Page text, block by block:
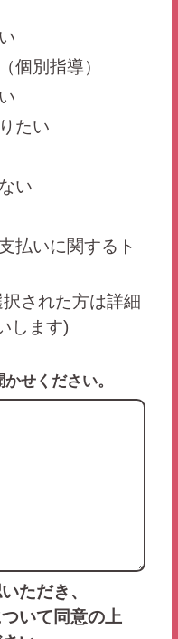
個別指導）
たい
い
払いに関するト
された方は詳細
します)
せください。
ただき、
いて同意の上